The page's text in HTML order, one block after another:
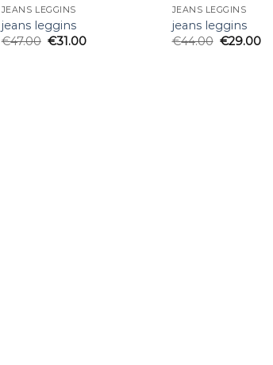
JEANS LEGGINS
jeans leggins
€47.00 €31.00
JEANS LEGGINS
jeans leggins
€44.00 €29.00